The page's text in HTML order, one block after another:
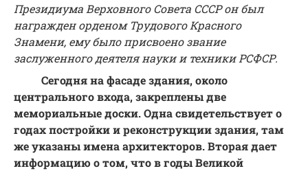
Президиума Верховного Совета СССР он был
награжден орденом Трудового Красного
Знамени, ему было присвоено звание
заслуженного деятеля науки и техники РСФСР.
Сегодня на фасаде здания, около
центрального входа, закреплены две
мемориальные доски. Одна свидетельствует о
годах постройки и реконструкции здания, там
же указаны имена архитекторов. Вторая дает
информацию о том, что в годы Великой